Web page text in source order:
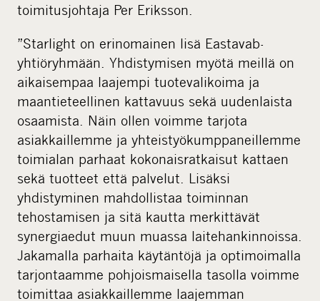
toimitusjohtaja Per Eriksson.
”Starlight on erinomainen lisä Eastavab-
yhtiöryhmään. Yhdistymisen myötä meillä on
aikaisempaa laajempi tuotevalikoima ja
maantieteellinen kattavuus sekä uudenlaista
osaamista. Näin ollen voimme tarjota
asiakkaillemme ja yhteistyökumppaneillemme
toimialan parhaat kokonaisratkaisut kattaen
sekä tuotteet että palvelut. Lisäksi
yhdistyminen mahdollistaa toiminnan
tehostamisen ja sitä kautta merkittävät
synergiaedut muun muassa laitehankinnoissa.
Jakamalla parhaita käytäntöjä ja optimoimalla
tarjontaamme pohjoismaisella tasolla voimme
toimittaa asiakkaillemme laajemman